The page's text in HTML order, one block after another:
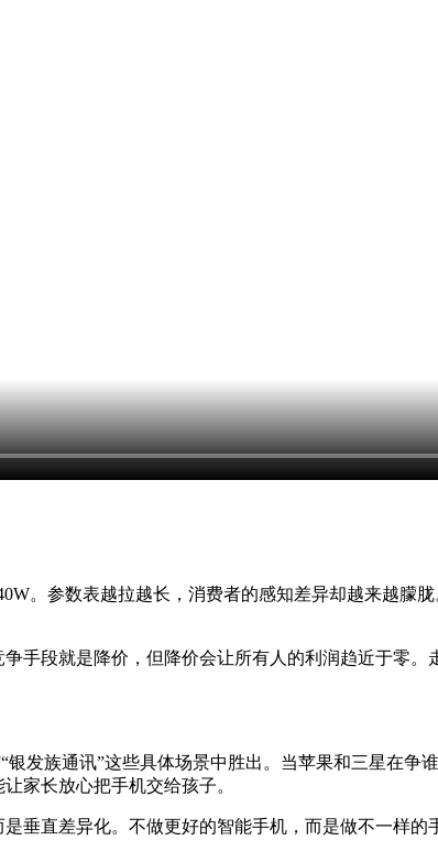
。参数表越拉越长，消费者的感知差异却越来越朦
手段就是降价，但降价会让所有人的利润趋近于零
发族通讯”这些具体场景中胜出。当苹果和三星在
家长放心把手机交给孩子。
垂直差异化。不做更好的智能手机，而是做不一样